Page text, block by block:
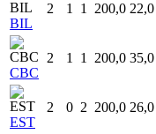
BIL
2 1 1 200,0 22,0
CBC
2 1 1 200,0 35,0
EST
2 0 2 200,0 26,0